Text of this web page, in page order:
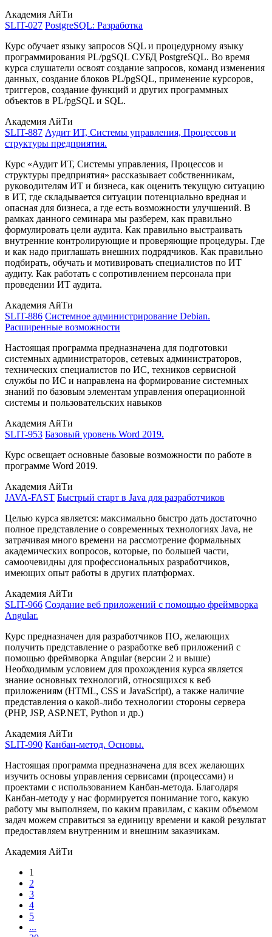
Академия АйТи
SLIT-027 PostgreSQL: Разработка
Курс обучает языку запросов SQL и процедурному языку
программирования PL/pgSQL СУБД PostgreSQL. Во время
курса слушатели освоят создание запросов, команд изменения
данных, создание блоков PL/pgSQL, применение курсоров,
триггеров, создание функций и других программных
объектов в PL/pgSQL и SQL.
Академия АйТи
SLIT-887 Аудит ИТ, Системы управления, Процессов и
структуры предприятия.
Курс «Аудит ИТ, Системы управления, Процессов и
структуры предприятия» рассказывает собственникам,
руководителям ИТ и бизнеса, как оценить текущую ситуацию
в ИТ, где складывается ситуации потенциально вредная и
опасная для бизнеса, а где есть возможности улучшений. В
рамках данного семинара мы разберем, как правильно
формулировать цели аудита. Как правильно выстраивать
внутренние контролирующие и проверяющие процедуры. Где
и как надо приглашать внешних подрядчиков. Как правильно
подбирать, обучать и мотивировать специалистов по ИТ
аудиту. Как работать с сопротивлением персонала при
проведении ИТ аудита.
Академия АйТи
SLIT-886 Системное администрирование Debian.
Расширенные возможности
Настоящая программа предназначена для подготовки
системных администраторов, сетевых администраторов,
технических специалистов по ИС, техников сервисной
службы по ИС и направлена на формирование системных
знаний по базовым элементам управления операционной
системы и пользовательских навыков
Академия АйТи
SLIT-953 Базовый уровень Word 2019.
Курс освещает основные базовые возможности по работе в
программе Word 2019.
Академия АйТи
JAVA-FAST Быстрый старт в Java для разработчиков
Целью курса является: максимально быстро дать достаточно
полное представление о современных технологиях Java, не
затрачивая много времени на рассмотрение формальных
академических вопросов, которые, по большей части,
самоочевидны для профессиональных разработчиков,
имеющих опыт работы в других платформах.
Академия АйТи
SLIT-966 Создание веб приложений с помощью фреймворка
Angular.
Курс предназначен для разработчиков ПО, желающих
получить представление о разработке веб приложений с
помощью фреймворка Angular (версии 2 и выше)
Необходимым условием для прохождения курса является
знание основных технологий, относящихся к веб
приложениям (HTML, CSS и JavaScript), а также наличие
представления о какой-либо технологии стороны сервера
(PHP, JSP, ASP.NET, Python и др.)
Академия АйТи
SLIT-990 Канбан-метод. Основы.
Настоящая программа предназначена для всех желающих
изучить основы управления сервисами (процессами) и
проектами с использованием Канбан-метода. Благодаря
Канбан-методу у нас формируется понимание того, какую
работу мы выполняем, по каким правилам, с каким объемом
задач можем справиться за единицу времени и какой результат
предоставляем внутренним и внешним заказчикам.
Академия АйТи
1
2
3
4
5
...